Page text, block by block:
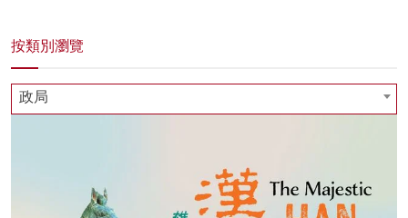
按類別瀏覽
政局